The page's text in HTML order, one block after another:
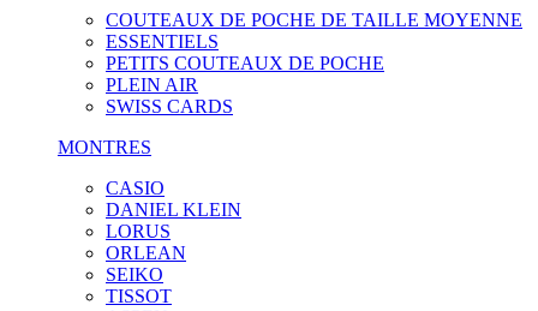
COUTEAUX DE POCHE DE TAILLE MOYENNE
ESSENTIELS
PETITS COUTEAUX DE POCHE
PLEIN AIR
SWISS CARDS
MONTRES
CASIO
DANIEL KLEIN
LORUS
ORLEAN
SEIKO
TISSOT